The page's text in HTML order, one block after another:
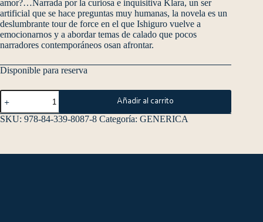
amor?…Narrada por la curiosa e inquisitiva Klara, un ser
artificial que se hace preguntas muy humanas, la novela es un
deslumbrante tour de force en el que Ishiguro vuelve a
emocionarnos y a abordar temas de calado que pocos
narradores contemporáneos osan afrontar.
Disponible para reserva
Añadir al carrito
SKU: 978-84-339-8087-8 Categoría: GENERICA